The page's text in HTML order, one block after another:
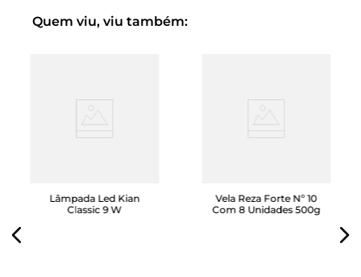
Quem viu, viu também:
Lâmpada Led Kian
Classic 9 W
Vela Reza Forte Nº 10
Com 8 Unidades 500g